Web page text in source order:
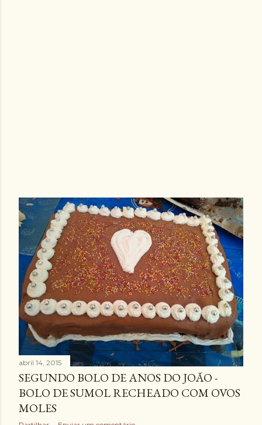
abril 14, 2015
SEGUNDO BOLO DE ANOS DO JOÃO -
BOLO DE SUMOL RECHEADO COM OVOS
MOLES